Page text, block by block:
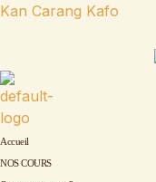
Aller
Kan Carang Kafo
Accueil
NOS COURS